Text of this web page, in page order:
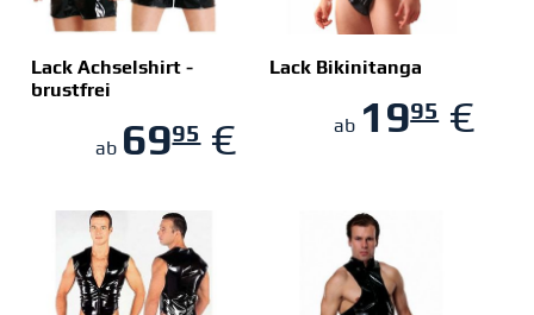
Lack Achselshirt -
brustfrei
ab 6995€
Lack Bikinitanga
ab 1995€
ZUM SHOP